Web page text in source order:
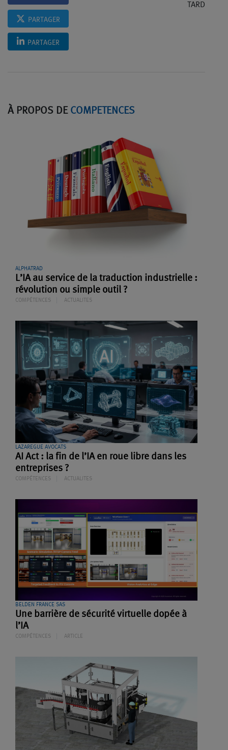
PARTAGER
PARTAGER
TARD
À PROPOS DE COMPETENCES
ALPHATRAD
L’IA au service de la traduction industrielle :
révolution ou simple outil ?
COMPÉTENCES ACTUALITES
LAZAREGUE AVOCATS
AI Act : la fin de l’IA en roue libre dans les
entreprises ?
COMPÉTENCES ACTUALITES
BELDEN FRANCE SAS
Une barrière de sécurité virtuelle dopée à
l’IA
COMPÉTENCES ARTICLE